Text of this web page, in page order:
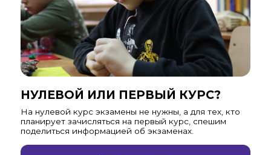
НУЛЕВОЙ ИЛИ ПЕРВЫЙ КУРС?
На нулевой курс экзамены не нужны, а для тех, кто
планирует зачисляться на первый курс, спешим
поделиться информацией об экзаменах.